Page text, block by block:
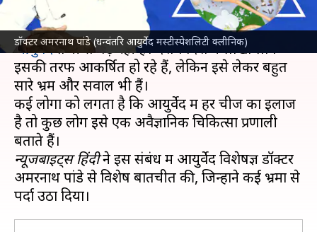
डॉक्टर अमरनाथ पांडे (धन्वंतरि आयुर्वेद मस्टीस्पेशलिटी क्लीनिक)
क्या है खबर?
आज के दौर मेंभारतकी प्राचीन चिकित्सा प्रणाली
आयुर्वेदतेजी से बढ़ रही है। देश-विदेश में लाखों लोग
इसकी तरफ आकर्षित हो रहे हैं, लेकिन इसे लेकर बहुत
सारे भ्रम और सवाल भी हैं।
कई लोगों को लगता है कि आयुर्वेद में हर चीज का इलाज
है तो कुछ लोग इसे एक अवैज्ञानिक चिकित्सा प्रणाली
न्यूजबाइट्स हिंदीने इस संबंध में आयुर्वेद विशेषज्ञ डॉक्टर
अमरनाथ पांडे से विशेष बातचीत की, जिन्होंने कई भ्रमों से